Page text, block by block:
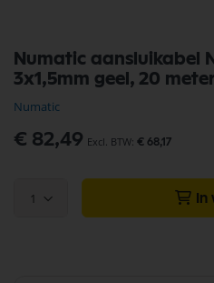
Numatic aansluikabel
3x1,5mm geel, 20
Numatic
€ 82,49 € 68,17
1
naar
het
van
de
afbeeldingen-